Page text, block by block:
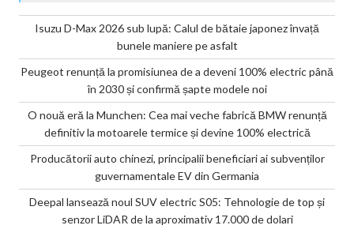
Isuzu D-Max 2026 sub lupă: Calul de bătaie japonez învață
bunele maniere pe asfalt
Peugeot renunță la promisiunea de a deveni 100% electric până
în 2030 și confirmă șapte modele noi
O nouă eră la Munchen: Cea mai veche fabrică BMW renunță
definitiv la motoarele termice și devine 100% electrică
Producătorii auto chinezi, principalii beneficiari ai subvenților
guvernamentale EV din Germania
Deepal lansează noul SUV electric S05: Tehnologie de top și
senzor LiDAR de la aproximativ 17.000 de dolari